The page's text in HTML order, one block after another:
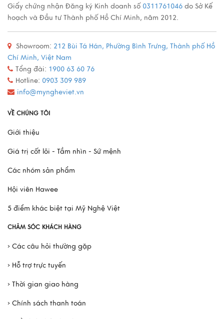
Xem thêm
Quy trình sản xuất đồ đồng
Xem thêm
Mô Hình Thuyền France II - Món Quà Chinh Phục Mọi
Xem thêm
Giấy chứng nhận Đăng ký Kinh doanh số 0311761046 do Sở Kế
hoạch và Đầu tư Thành phố Hồ Chí Minh, năm 2012.
Showroom: 212 Bùi Tá Hán, Phường Bình Trưng, Thành phố Hồ
Chí Minh, Việt Nam
Tổng đài: 1900 63 60 76
Hotline: 0903 309 989
info@myngheviet.vn
VỀ CHÚNG TÔI
Giới thiệu
Giá trị cốt lõi - Tầm nhìn - Sứ mệnh
Các nhóm sản phẩm
Hội viên Hawee
5 điểm khác biệt tại Mỹ Nghệ Việt
CHĂM SÓC KHÁCH HÀNG
› Các câu hỏi thường gặp
› Hỗ trợ trực tuyến
› Thời gian giao hàng
› Chính sách thanh toán